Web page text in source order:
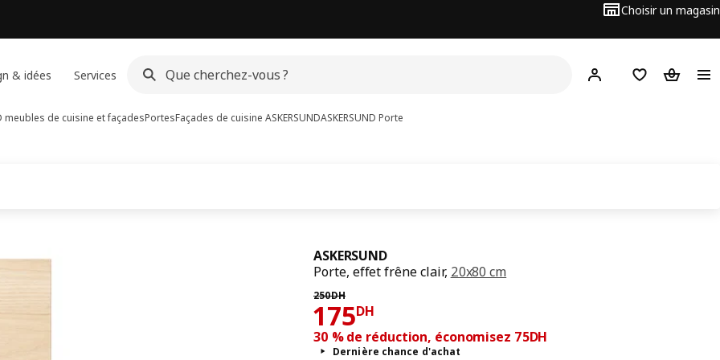
Choisir un magasin
& idées Services Hej ! Connectez-vous
FavorisPanier
meubles de cuisine et façadesPortesFaçades de cuisine ASKERSUNDASKERSUND Porte
ASKERSUND
Porte, effet frêne clair, 20x80 cm
250DH
Prix précédent 250DH
175DH
175DH
30 % de réduction, économisez 75DH
Dernière chance d'achat